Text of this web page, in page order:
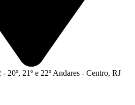
20º, 21º e 22º Andares - Centro, RJ